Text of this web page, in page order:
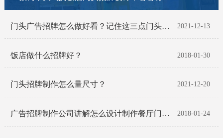
2021-12-13
门头广告招牌怎么做好看？记住这三点门头招牌脱颖而出！
2018-01-30
饭店做什么招牌好？
2021-12-20
门头招牌制作怎么量尺寸？
2018-01-24
广告招牌制作公司讲解怎么设计制作餐厅门头招牌